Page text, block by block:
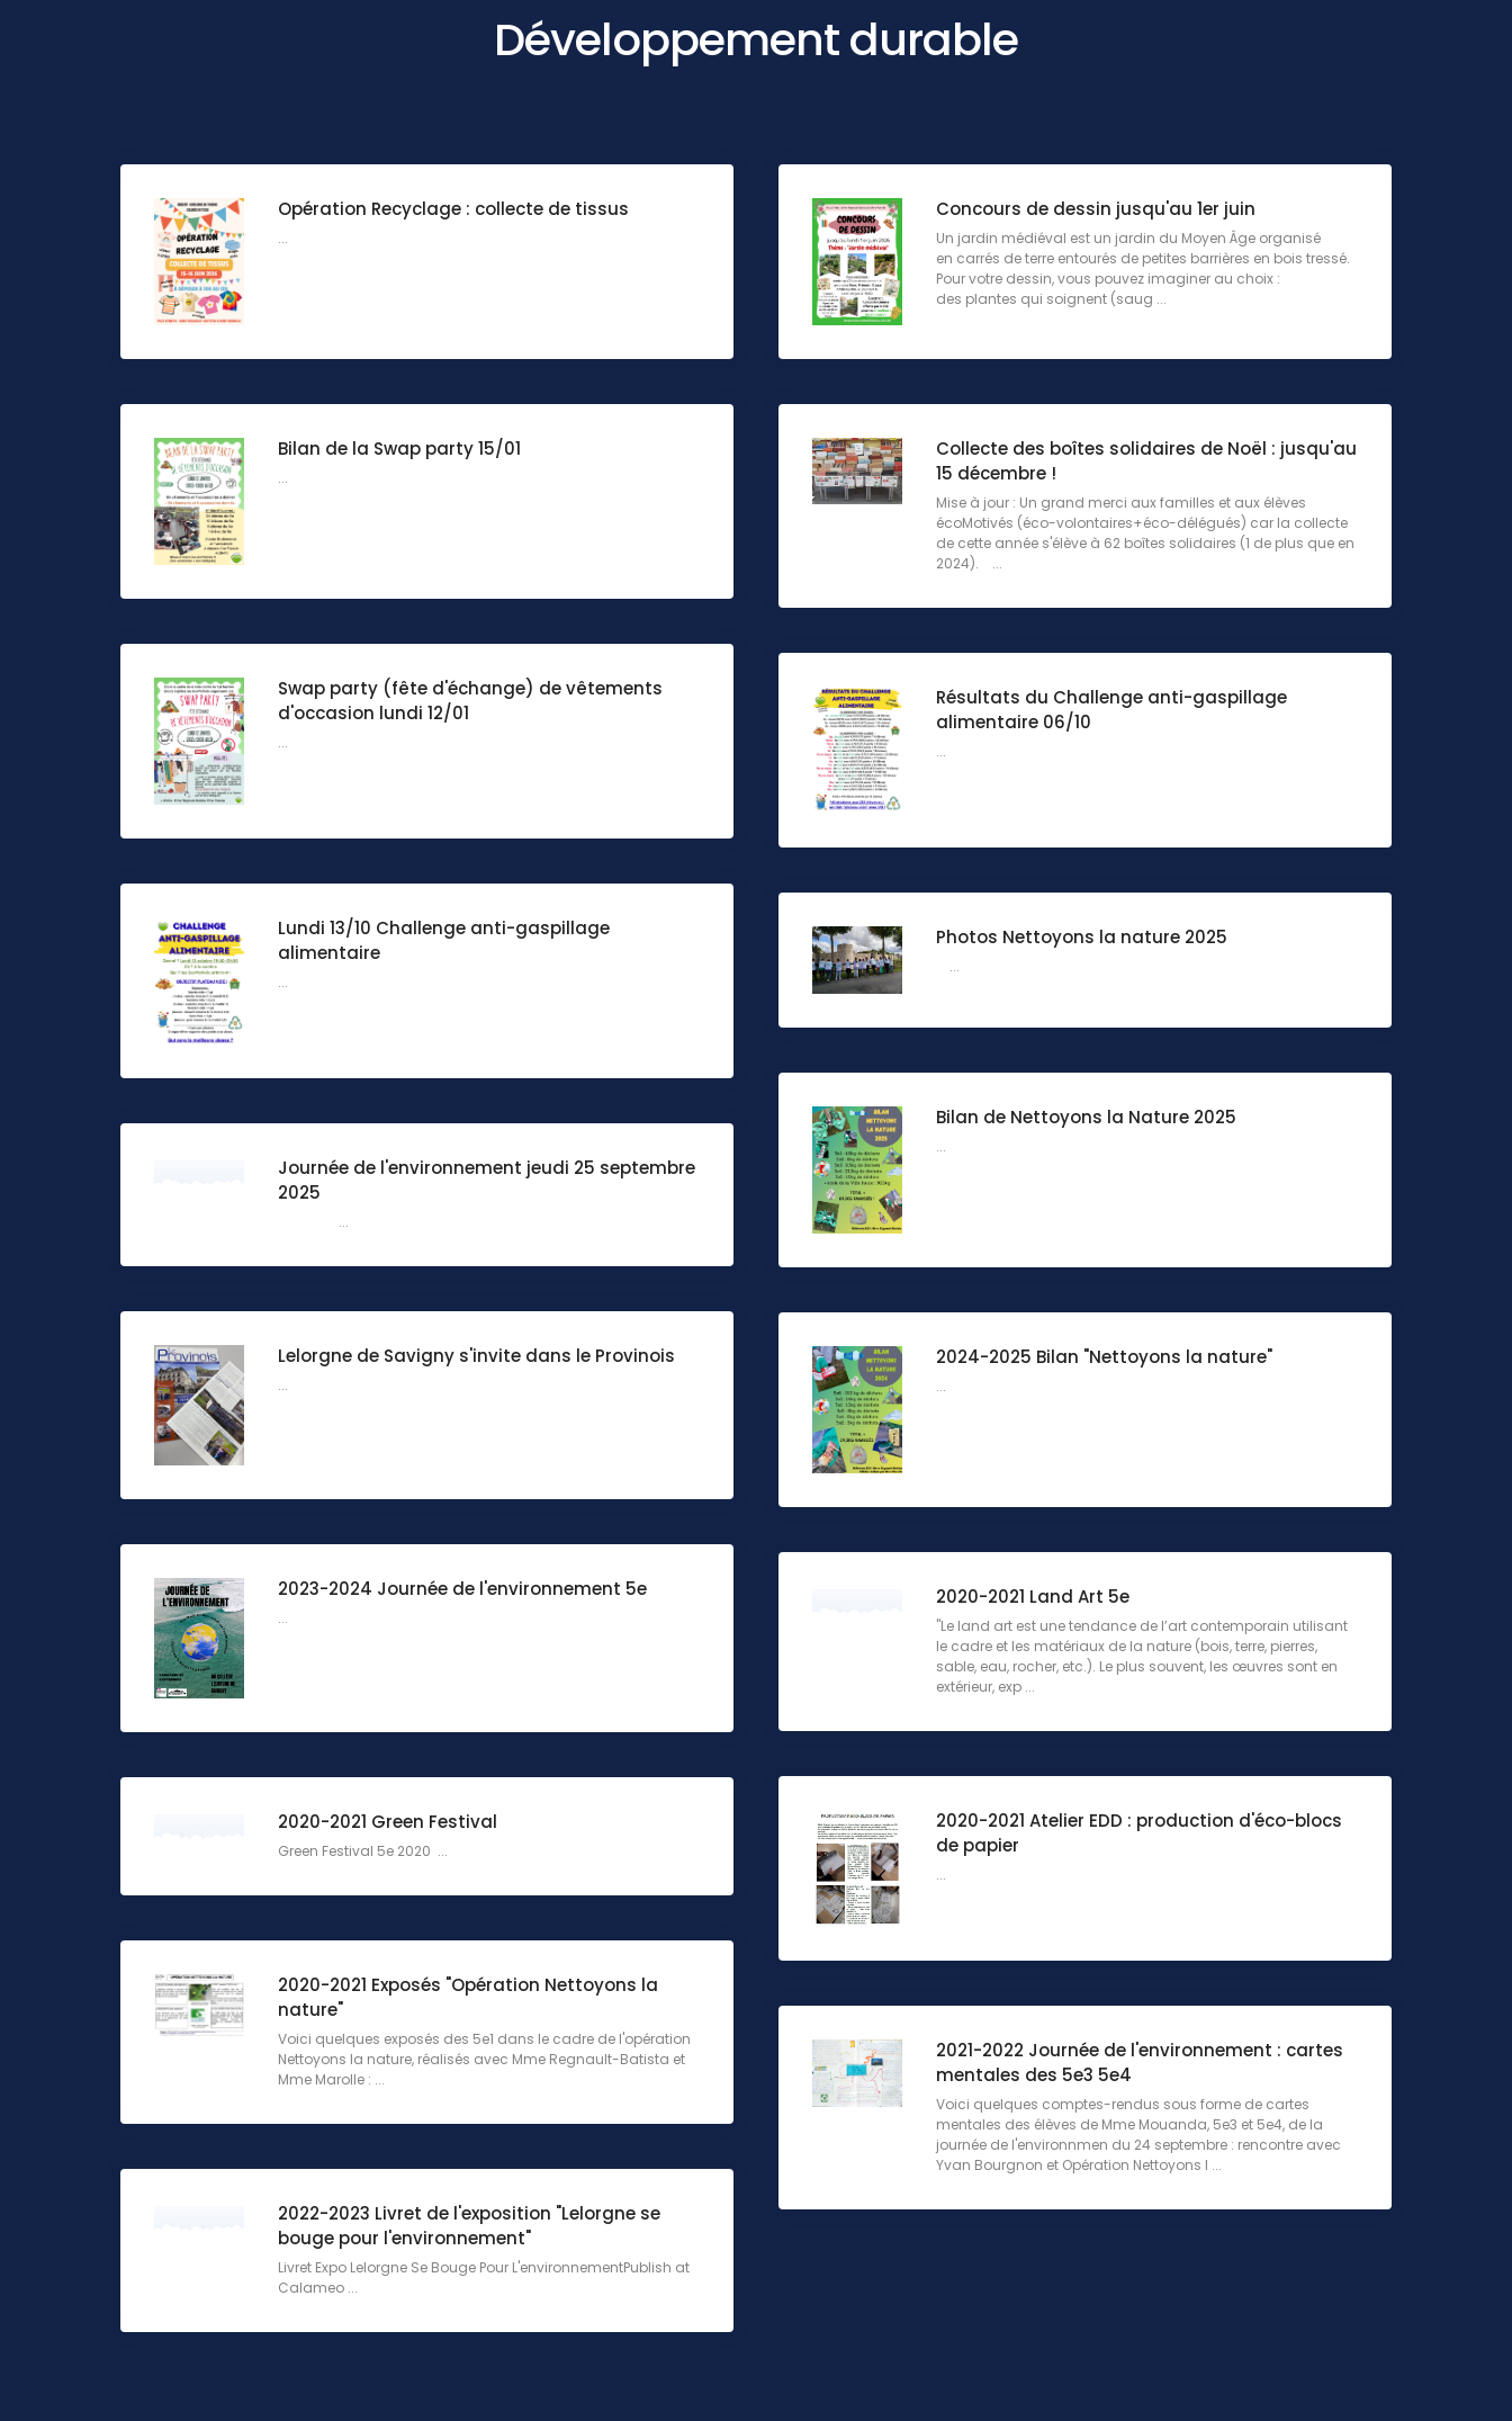
Développement durable
Opération Recyclage : collecte de tissus
...
Concours de dessin jusqu'au 1er juin
Un jardin médiéval est un jardin du Moyen Âge organisé
en carrés de terre entourés de petites barrières en bois tressé.
Pour votre dessin, vous pouvez imaginer au choix :
des plantes qui soignent (saug ...
Bilan de la Swap party 15/01
...
Collecte des boîtes solidaires de Noël : jusqu'au
15 décembre !
Mise à jour : Un grand merci aux familles et aux élèves
écoMotivés (éco-volontaires+éco-délégués) car la collecte
de cette année s'élève à 62 boîtes solidaires (1 de plus que en
2024). ...
Swap party (fête d'échange) de vêtements
d'occasion lundi 12/01
...
Résultats du Challenge anti-gaspillage
alimentaire 06/10
...
Lundi 13/10 Challenge anti-gaspillage
alimentaire
...
Photos Nettoyons la nature 2025
...
Bilan de Nettoyons la Nature 2025
...
Journée de l'environnement jeudi 25 septembre
2025
...
Lelorgne de Savigny s'invite dans le Provinois
...
2024-2025 Bilan "Nettoyons la nature"
...
2023-2024 Journée de l'environnement 5e
...
2020-2021 Land Art 5e
"Le land art est une tendance de l’art contemporain utilisant
le cadre et les matériaux de la nature (bois, terre, pierres,
sable, eau, rocher, etc.). Le plus souvent, les œuvres sont en
extérieur, exp ...
2020-2021 Atelier EDD : production d'éco-blocs
de papier
...
2020-2021 Green Festival
Green Festival 5e 2020 ...
2020-2021 Exposés "Opération Nettoyons la
nature"
Voici quelques exposés des 5e1 dans le cadre de l'opération
Nettoyons la nature, réalisés avec Mme Regnault-Batista et
Mme Marolle : ...
2021-2022 Journée de l'environnement : cartes
mentales des 5e3 5e4
Voici quelques comptes-rendus sous forme de cartes
mentales des élèves de Mme Mouanda, 5e3 et 5e4, de la
journée de l'environnmen du 24 septembre : rencontre avec
Yvan Bourgnon et Opération Nettoyons l ...
2022-2023 Livret de l'exposition "Lelorgne se
bouge pour l'environnement"
Livret Expo Lelorgne Se Bouge Pour L'environnementPublish at
Calameo ...